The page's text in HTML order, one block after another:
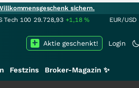
sichern.
Tech 100 29.728,93 +1,18% EUR/USD
Login
Aktie geschenkt!
Festzins Broker-Magazin ✨